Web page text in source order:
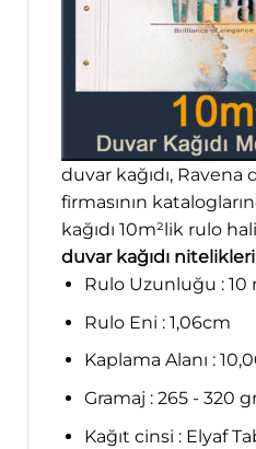
duvar kağıdı, Ravena
firmasının
kağıdı 10m²lik rulo
duvar kağıdı nitelikleri
Rulo Uzunluğu : 10
Rulo Eni : 1,06cm
Kaplama Alanı :
Gramaj : 265 - 320
Kağıt cinsi : Elyaf